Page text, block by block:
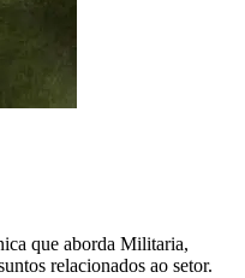
que aborda Militaria,
relacionados ao setor.